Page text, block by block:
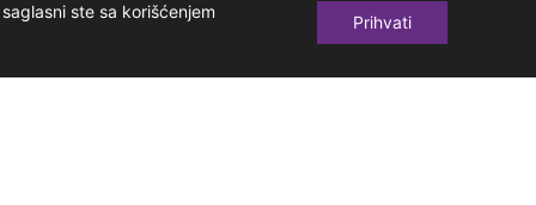
ste sa korišćenjem
Prihvati